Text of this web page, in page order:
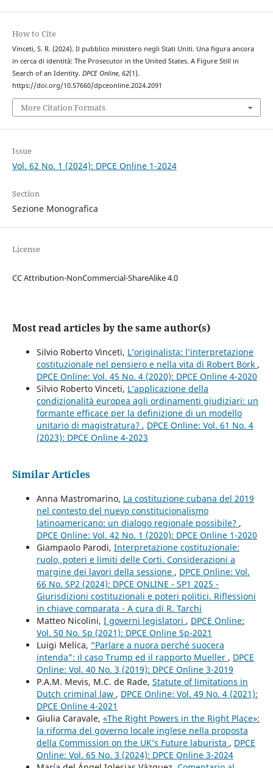
How to Cite
Vinceti, S. R. (2024). Il pubblico ministero negli Stati Uniti. Una figura ancora
in cerca di identità: The Prosecutor in the United States. A Figure Still in
Search of an Identity. DPCE Online, 62(1).
https://doi.org/10.57660/dpceonline.2024.2091
More Citation Formats
Issue
Vol. 62 No. 1 (2024): DPCE Online 1-2024
Section
Sezione Monografica
License
CC Attribution-NonCommercial-ShareAlike 4.0
Most read articles by the same author(s)
Silvio Roberto Vinceti, L’originalista: l’interpretazione
costituzionale nel pensiero e nella vita di Robert Bork ,
DPCE Online: Vol. 45 No. 4 (2020): DPCE Online 4-2020
Silvio Roberto Vinceti, L’applicazione della
condizionalità europea agli ordinamenti giudiziari: un
formante efficace per la definizione di un modello
unitario di magistratura? , DPCE Online: Vol. 61 No. 4
(2023): DPCE Online 4-2023
Similar Articles
Anna Mastromarino, La costituzione cubana del 2019
nel contesto del nuevo constitucionalismo
latinoamericano: un dialogo regionale possibile? ,
DPCE Online: Vol. 42 No. 1 (2020): DPCE Online 1-2020
Giampaolo Parodi, Interpretazione costituzionale:
ruolo, poteri e limiti delle Corti. Considerazioni a
margine dei lavori della sessione , DPCE Online: Vol.
66 No. SP2 (2024): DPCE ONLINE - SP1 2025 -
Giurisdizioni costituzionali e poteri politici. Riflessioni
in chiave comparata - A cura di R. Tarchi
Matteo Nicolini, I governi legislatori , DPCE Online:
Vol. 50 No. Sp (2021): DPCE Online Sp-2021
Luigi Melica, “Parlare a nuora perché suocera
intenda”: il caso Trump ed il rapporto Mueller , DPCE
Online: Vol. 40 No. 3 (2019): DPCE Online 3-2019
P.A.M. Mevis, M.C. de Rade, Statute of limitations in
Dutch criminal law , DPCE Online: Vol. 49 No. 4 (2021):
DPCE Online 4-2021
Giulia Caravale, «The Right Powers in the Right Place»:
la riforma del governo locale inglese nella proposta
della Commission on the UK’s Future laburista , DPCE
Online: Vol. 65 No. 3 (2024): DPCE Online 3-2024